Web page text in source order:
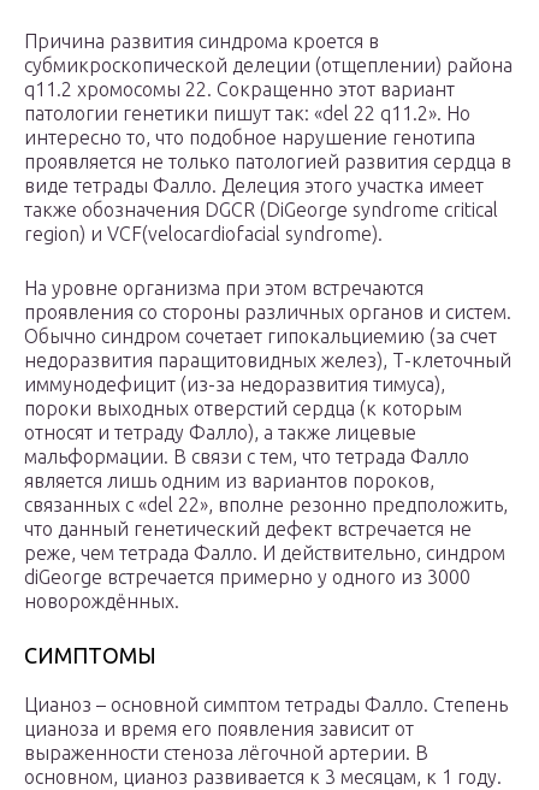
Причина развития синдрома кроется в
субмикроскопической делеции (отщеплении) района
q11.2 хромосомы 22. Сокращенно этот вариант
патологии генетики пишут так: «del 22 q11.2». Но
интересно то, что подобное нарушение генотипа
проявляется не только патологией развития сердца в
виде тетрады Фалло. Делеция этого участка имеет
также обозначения DGCR (DiGeorge syndrome critical
region) и VCF(velocardiofacial syndrome).
На уровне организма при этом встречаются
проявления со стороны различных органов и систем.
Обычно синдром сочетает гипокальциемию (за счет
недоразвития паращитовидных желез), Т-клеточный
иммунодефицит (из-за недоразвития тимуса),
пороки выходных отверстий сердца (к которым
относят и тетраду Фалло), а также лицевые
мальформации. В связи с тем, что тетрада Фалло
является лишь одним из вариантов пороков,
связанных с «del 22», вполне резонно предположить,
что данный генетический дефект встречается не
реже, чем тетрада Фалло. И действительно, синдром
diGeorge встречается примерно у одного из 3000
новорождённых.
СИМПТОМЫ
Цианоз – основной симптом тетрады Фалло. Степень
цианоза и время его появления зависит от
выраженности стеноза лёгочной артерии. В
основном, цианоз развивается к 3 месяцам, к 1 году.